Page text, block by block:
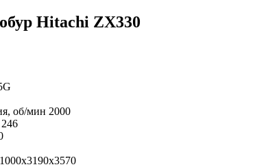
Hitachi ZX330
об/мин 2000
246